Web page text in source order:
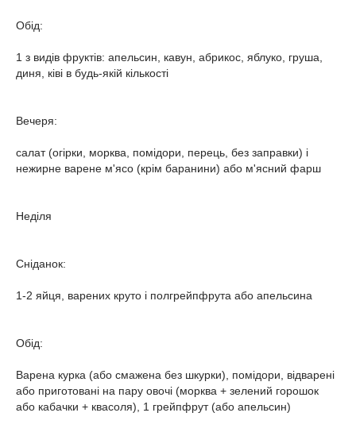
Обід:
1 з видів фруктів: апельсин, кавун, абрикос, яблуко, груша,
диня, ківі в будь-якій кількості
Вечеря:
салат (огірки, морква, помідори, перець, без заправки) і
нежирне варене м'ясо (крім баранини) або м'ясний фарш
Неділя
Сніданок:
1-2 яйця, варених круто і полгрейпфрута або апельсина
Обід:
Варена курка (або смажена без шкурки), помідори, відварені
або приготовані на пару овочі (морква + зелений горошок
або кабачки + квасоля), 1 грейпфрут (або апельсин)